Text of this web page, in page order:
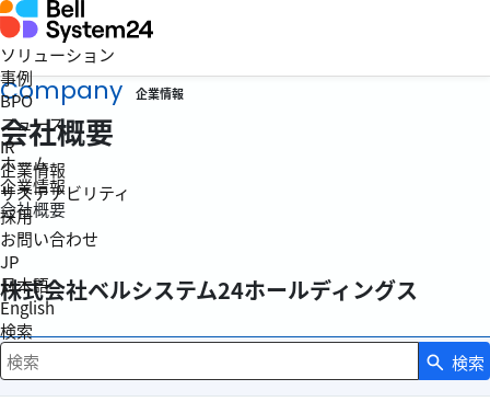
ソリューション
事例
BPO
ニュース
IR
企業情報
サステナビリティ
採用
お問い合わせ
JP
日本語
English
検索
検索キーワード入力
検索
Company 企業情報
会社概要
ホーム
企業情報
会社概要
株式会社ベルシステム24ホールディングス
本社